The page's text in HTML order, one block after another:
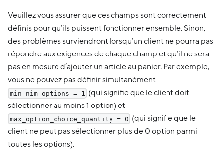
Veuillez vous assurer que ces champs sont correctement
définis pour qu’ils puissent fonctionner ensemble. Sinon,
des problèmes surviendront lorsqu’un client ne pourra pas
répondre aux exigences de chaque champ et qu’il ne sera
pas en mesure d’ajouter un article au panier. Par exemple,
vous ne pouvez pas définir simultanément
min_nim_options = 1
(qui signifie que le client doit
sélectionner au moins 1 option) et
max_option_choice_quantity = 0 (qui signifie que le
client ne peut pas sélectionner plus de 0 option parmi
toutes les options).